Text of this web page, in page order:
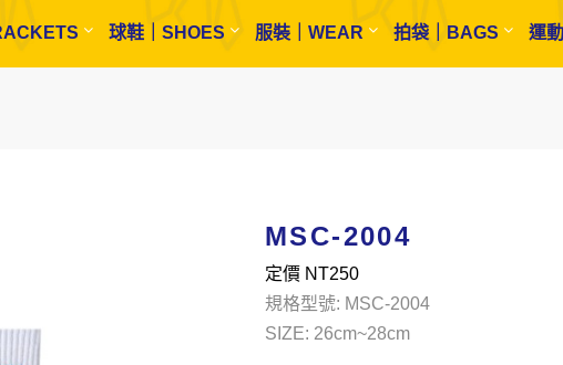
球鞋｜SHOES 服裝｜WEAR 拍袋｜BAGS 運
MSC-2004
定價 NT250
規格型號: MSC-2004
SIZE: 26cm~28cm